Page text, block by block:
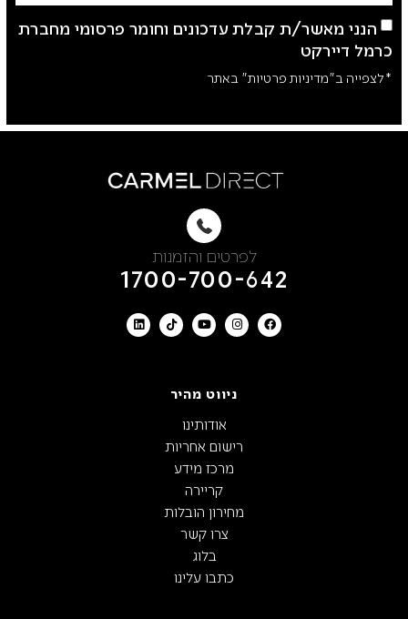
הנני מאשר/ת קבלת עדכונים וחומר פרסומי מחברת
כרמל דיירקט
*לצפייה ב"מדיניות פרטיות" באתר
לפרטים והזמנות
1700-700-642
ניווט מהיר
אודותינו
רישום אחריות
מרכז מידע
קריירה
מחירון הובלות
צרו קשר
בלוג
כתבו עלינו